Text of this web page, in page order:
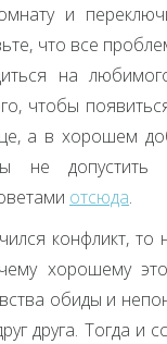
и
что все
на
чтобы
а в хорошем
не допустить
отсюда.
конфликт, то
хорошему
обиды и
друга. Тогда и